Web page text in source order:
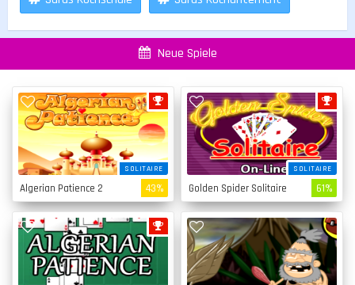
Neue Spiele
SOLITAIRE
Algerian Patience 2 43%
SOLITAIRE
Golden Spider Solitaire 61%